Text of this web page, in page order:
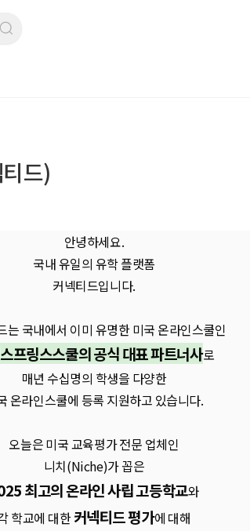
드)
안녕하세요.
국내 유일의 유학 플랫폼
커넥티드입니다.
는 국내에서 이미 유명한 미국 온라인스쿨인
프링스스쿨의 공식 대표 파트너사로
매년 수십명의 학생을 다양한
온라인스쿨에 등록 지원하고 있습니다.
오늘은 미국 교육평가 전문 업체인
니치(Niche)가 꼽은
최고의 온라인 사립 고등학교와
학교에 대한커넥티드 평가에 대해